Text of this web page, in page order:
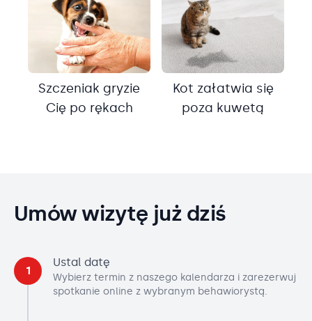
Szczeniak gryzie
Cię po rękach
Kot załatwia się
poza kuwetą
Umów wizytę już dziś
1
Ustal datę
Wybierz termin z naszego kalendarza i zarezerwuj
spotkanie online z wybranym behawiorystą.